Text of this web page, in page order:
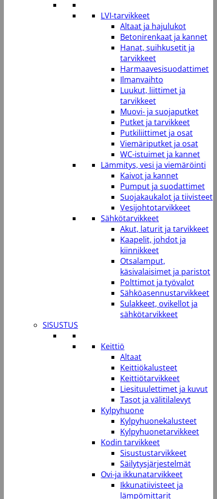
LVI-tarvikkeet
Altaat ja hajulukot
Betonirenkaat ja kannet
Hanat, suihkusetit ja
tarvikkeet
Harmaavesisuodattimet
Ilmanvaihto
Luukut, liittimet ja
tarvikkeet
Muovi- ja suojaputket
Putket ja tarvikkeet
Putkiliittimet ja osat
Viemäriputket ja osat
WC-istuimet ja kannet
Lämmitys, vesi ja viemäröinti
Kaivot ja kannet
Pumput ja suodattimet
Suojakaukalot ja tiivisteet
Vesijohtotarvikkeet
Sähkötarvikkeet
Akut, laturit ja tarvikkeet
Kaapelit, johdot ja
kiinnikkeet
Otsalamput,
käsivalaisimet ja paristot
Polttimot ja työvalot
Sähköasennustarvikkeet
Sulakkeet, ovikellot ja
sähkötarvikkeet
SISUSTUS
Keittiö
Altaat
Keittiökalusteet
Keittiötarvikkeet
Liesituulettimet ja kuvut
Tasot ja välitilalevyt
Kylpyhuone
Kylpyhuonekalusteet
Kylpyhuonetarvikkeet
Kodin tarvikkeet
Sisustustarvikkeet
Säilytysjärjestelmät
Ovi-ja ikkunatarvikkeet
Ikkunatiivisteet ja
lämpömittarit